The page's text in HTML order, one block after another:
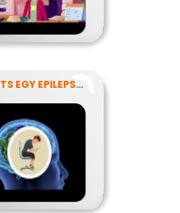
ÍGY SEGÍTS EGY EPILEPSZIÁSNAK